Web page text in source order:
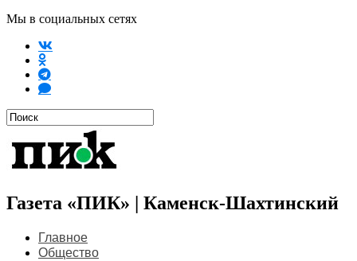
Мы в социальных сетях
Газета «ПИК» | Каменск-Шахтинский
Главное
Общество